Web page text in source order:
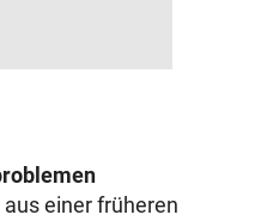
einer früheren